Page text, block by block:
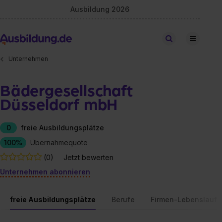
Ausbildung 2026
Stellen finden
Unternehmen
Bädergesellschaft
Düsseldorf mbH
0
freie Ausbildungsplätze
100%
Übernahmequote
(0)
Jetzt bewerten
Unternehmen abonnieren
freie Ausbildungsplätze Berufe Firmen-Lebenslauf